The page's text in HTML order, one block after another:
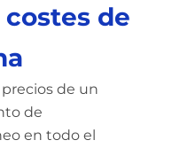
de
de un
de
en todo el